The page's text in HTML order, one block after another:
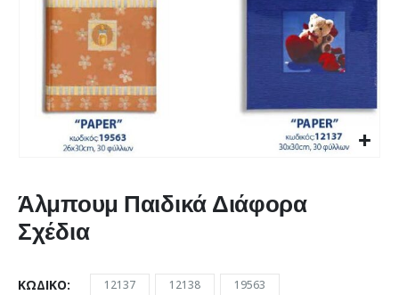
Άλμπουμ Παιδικά Διάφορα
Σχέδια
ΚΩΔΙΚΌ 12137 12138 19563